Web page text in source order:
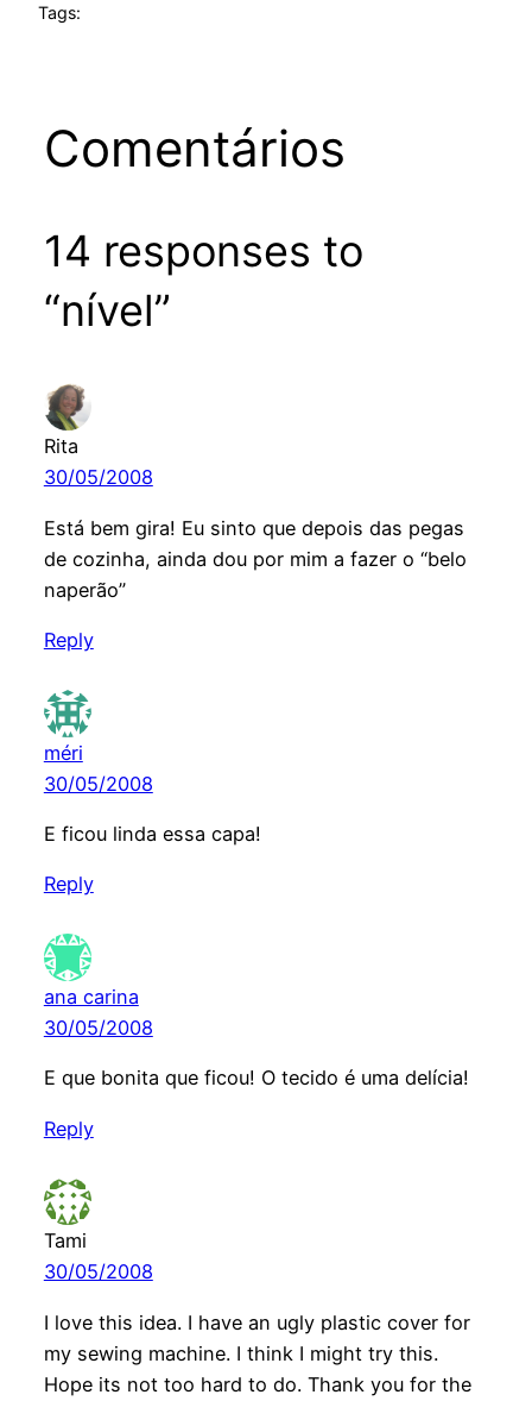
Tags:
Comentários
14 responses to
“nível”
Rita
30/05/2008
Está bem gira! Eu sinto que depois das pegas
de cozinha, ainda dou por mim a fazer o “belo
naperão”
Reply
méri
30/05/2008
E ficou linda essa capa!
Reply
ana carina
30/05/2008
E que bonita que ficou! O tecido é uma delícia!
Reply
Tami
30/05/2008
I love this idea. I have an ugly plastic cover for
my sewing machine. I think I might try this.
Hope its not too hard to do. Thank you for the